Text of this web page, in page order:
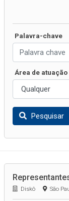
Palavra-chave
Área de atuação
Pesquisar
Diskô São